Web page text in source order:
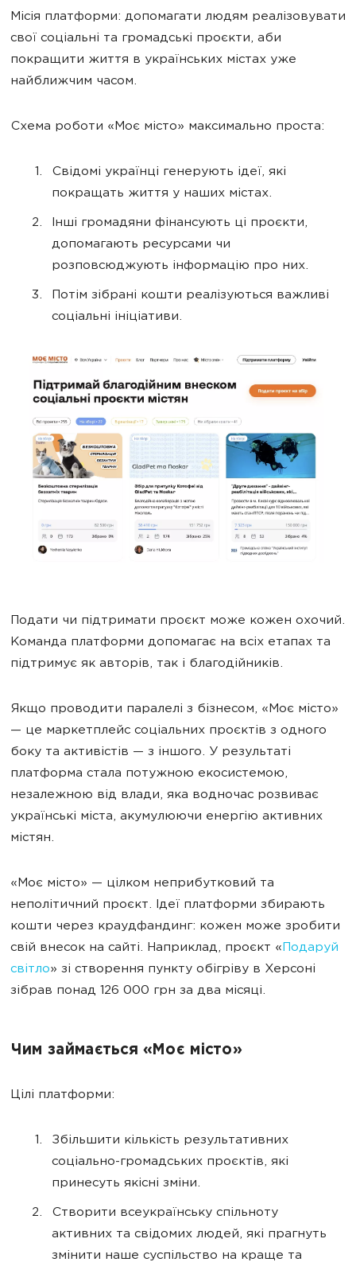
Місія платформи: допомагати людям реалізовувати
свої соціальні та громадські проєкти, аби
покращити життя в українських містах уже
найближчим часом.
Схема роботи «Моє місто» максимально проста:
Свідомі українці генерують ідеї, які
покращать життя у наших містах.
Інші громадяни фінансують ці проєкти,
допомагають ресурсами чи
розповсюджують інформацію про них.
Потім зібрані кошти реалізуються важливі
соціальні ініціативи.
Подати чи підтримати проєкт може кожен охочий.
Команда платформи допомагає на всіх етапах та
підтримує як авторів, так і благодійників.
Якщо проводити паралелі з бізнесом, «Моє місто»
— це маркетплейс соціальних проєктів з одного
боку та активістів — з іншого. У результаті
платформа стала потужною екосистемою,
незалежною від влади, яка водночас розвиває
українські міста, акумулюючи енергію активних
містян.
«Моє місто» — цілком неприбутковий та
неполітичний проєкт. Ідеї платформи збирають
кошти через краудфандинг: кожен може зробити
свій внесок на сайті. Наприклад, проєкт «Подаруй
світло» зі створення пункту обігріву в Херсоні
зібрав понад 126 000 грн за два місяці.
Чим займається «Моє місто»
Цілі платформи:
Збільшити кількість результативних
соціально-громадських проєктів, які
принесуть якісні зміни.
Створити всеукраїнську спільноту
активних та свідомих людей, які прагнуть
змінити наше суспільство на краще та